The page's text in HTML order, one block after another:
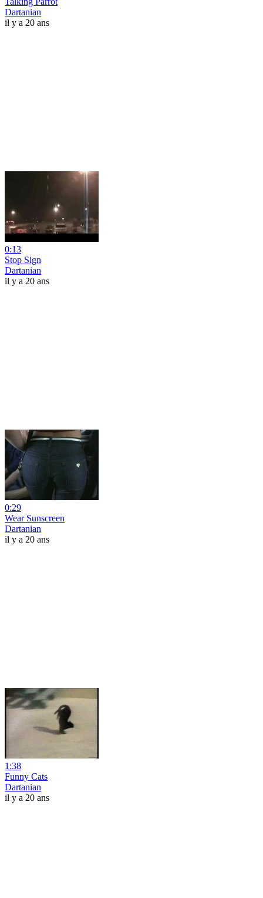
Dartanian
il y a 20 ans
0:13
Stop Sign
Dartanian
il y a 20 ans
0:29
Wear Sunscreen
Dartanian
il y a 20 ans
1:38
Funny Cats
Dartanian
il y a 20 ans